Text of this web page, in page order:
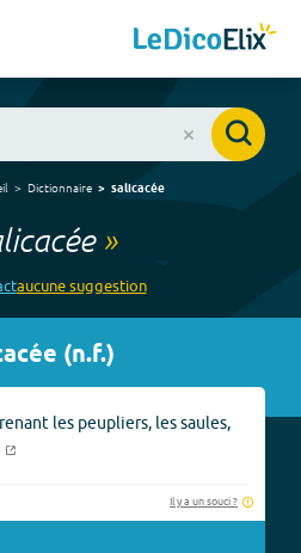
Dictionnaire salicacée
»
aucunesuggestion
(n.f.)
les peupliers, les saules,
Il y a un souci ?